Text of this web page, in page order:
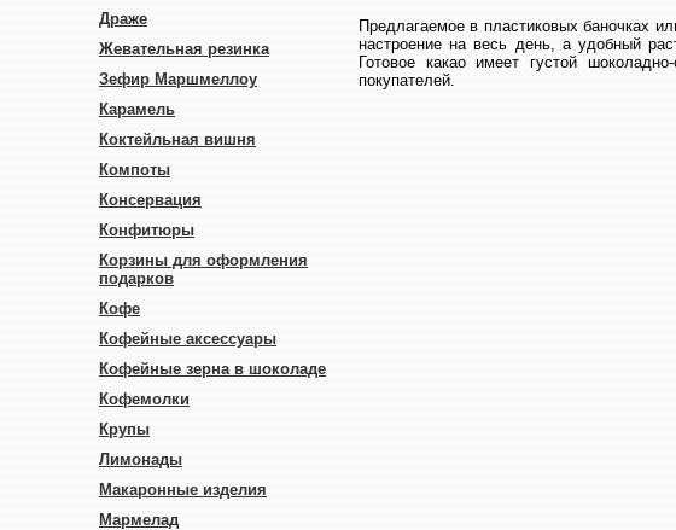
Драже
Жевательная резинка
Зефир Маршмеллоу
Карамель
Коктейльная вишня
Компоты
Консервация
Конфитюры
Корзины для оформления
подарков
Кофе
Кофейные аксессуары
Кофейные зерна в шоколаде
Кофемолки
Крупы
Лимонады
Макаронные изделия
Мармелад
Предлагаемое в пластиковых баночках
настроение на весь день, а удобный
Готовое какао имеет густой
покупателей.